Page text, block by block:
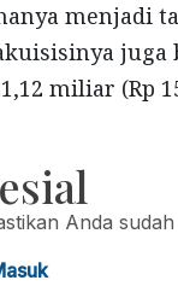
menjadi
juga
miliar (Rp
Anda